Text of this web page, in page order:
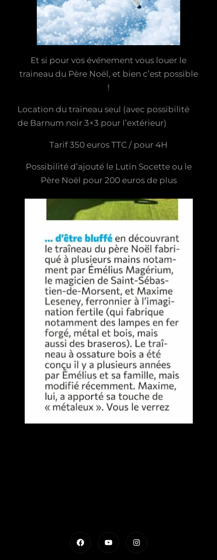
Et si pour vos événement vous louer le
traineau du Père Noël, et bien c’est possible
!
Location du traineau seul (avec possibilité
de Barnum noir 3×3 pour l’extérieur)
Tarif 350 euros TTC / pour 4H
Possibilité d’ajouté le Lutin Socette ou le
Père Noël pour 200 euros de plus
FacebookYouTubeInstagram